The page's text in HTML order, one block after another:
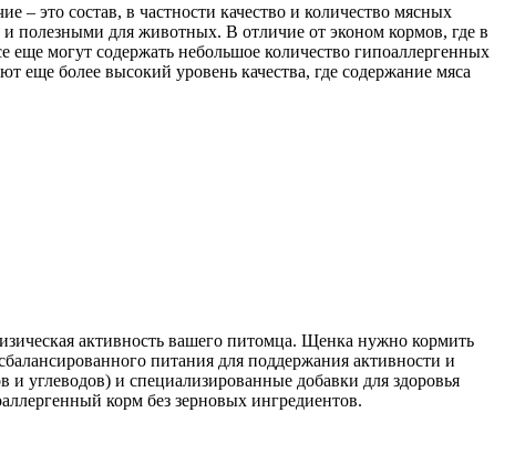
– это состав, в частности качество и количество мясных
полезными для животных. В отличие от эконом кормов, где в
могут содержать небольшое количество гипоаллергенных
еще более высокий уровень качества, где содержание мяса
активность вашего питомца. Щенка нужно кормить
питания для поддержания активности и
углеводов) и специализированные добавки для здоровья
корм без зерновых ингредиентов.